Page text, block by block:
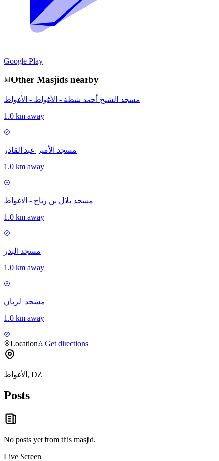
Google Play
Other Masjids nearby
مسجد الشيخ أحمد شطة - الأغواط - الأغواط
1.0 km away
مسجد الأمير عبد القادر
1.0 km away
مسجد بلال بن رباح - الاغواط
1.0 km away
مسجد البدر
1.0 km away
مسجد الريان
1.0 km away
Location Get directions
الأغواط, DZ
Posts
No posts yet from this masjid.
Live Screen